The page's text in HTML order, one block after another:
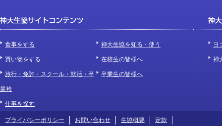
食事をする
買い物をする
旅行・免許・スクール・就活・卒
業袴
仕事を探す
神大生協を知る・使う
在校生の皆様へ
卒業生の皆様へ
ヨ
神
プライバシーポリシー お問い合わせ 生協概要 定款